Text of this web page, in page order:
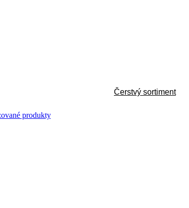
Čerstvý sortiment